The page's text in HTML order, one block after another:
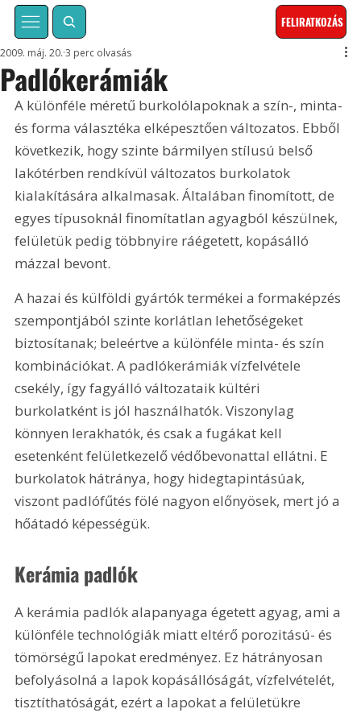
FELIRATKOZÁS
Padlókerámiák
2009. máj. 20. 3 perc olvasás
A különféle méretű burkolólapoknak a szín-, minta-
és forma választéka elképesztően változatos. Ebből
következik, hogy szinte bármilyen stílusú belső
lakótérben rendkívül változatos burkolatok
kialakítására alkalmasak. Általában finomított, de
egyes típusoknál finomítatlan agyagból készülnek,
felületük pedig többnyire ráégetett, kopásálló
mázzal bevont.
A hazai és külföldi gyártók termékei a formaképzés
szempontjából szinte korlátlan lehetőségeket
biztosítanak; beleértve a különféle minta- és szín
kombinációkat. A padlókerámiák vízfelvétele
csekély, így fagyálló változataik kültéri
burkolatként is jól használhatók. Viszonylag
könnyen lerakhatók, és csak a fugákat kell
esetenként felületkezelő védőbevonattal ellátni. E
burkolatok hátránya, hogy hidegtapintásúak,
viszont padlófűtés fölé nagyon előnyösek, mert jó a
hőátadó képességük.
Kerámia padlók
A kerámia padlók alapanyaga égetett agyag, ami a
különféle technológiák miatt eltérő porozitású- és
tömörségű lapokat eredményez. Ez hátrányosan
befolyásolná a lapok kopásállóságát, vízfelvételét,
tisztíthatóságát, ezért a lapokat a felületükre